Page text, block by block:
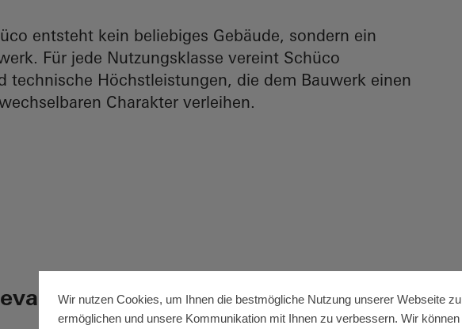
entsteht kein beliebiges Gebäude, sondern ein
Für jede Nutzungsklasse vereint Schüco
technische Höchstleistungen, die dem Bauwerk einen
Charakter verleihen.​
Referenzen finden
Wir nutzen Cookies, um Ihnen die bestmögliche Nutzung unserer Webseite zu
ermöglichen und unsere Kommunikation mit Ihnen zu verbessern. Wir können